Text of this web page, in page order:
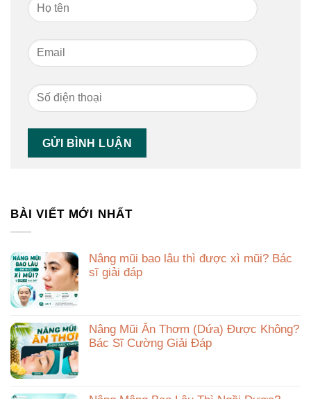
BÀI VIẾT MỚI NHẤT
Nâng mũi bao lâu thì được xì mũi? Bác
sĩ giải đáp
Nâng Mũi Ăn Thơm (Dứa) Được Không?
Bác Sĩ Cường Giải Đáp